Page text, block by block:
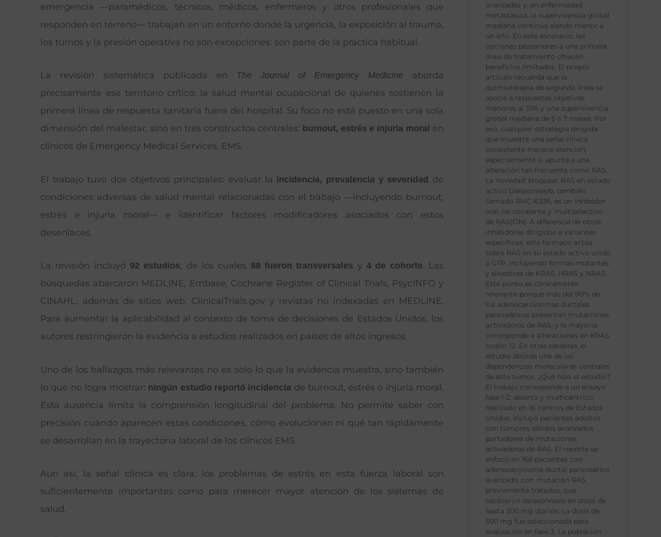
emergencia —paramédicos, técnicos, médicos, enfermeros y otros profesionales que
responden en terreno— trabajan en un entorno donde la urgencia, la exposición al trauma,
los turnos y la presión operativa no son excepciones: son parte de la práctica habitual.
La revisión sistemática publicada en The Journal of Emergency Medicine
aborda
precisamente ese territorio crítico: la salud mental ocupacional de quienes sostienen la
primera línea de respuesta sanitaria fuera del hospital. Su foco no está puesto en una sola
dimensión del malestar, sino en tres constructos centrales: burnout, estrés e injuria moral en
clínicos de Emergency Medical Services, EMS.
El trabajo tuvo dos objetivos principales: evaluar la incidencia, prevalencia y severidad de
condiciones adversas de salud mental relacionadas con el trabajo —incluyendo burnout,
estrés e injuria moral— e identificar factores modificadores asociados con estos
desenlaces.
La revisión incluyó 92 estudios, de los cuales 88 fueron transversales y4 de cohorte. Las
búsquedas abarcaron MEDLINE, Embase, Cochrane Register of Clinical Trials, PsycINFO y
CINAHL, además de sitios web, ClinicalTrials.gov y revistas no indexadas en MEDLINE.
Para aumentar la aplicabilidad al contexto de toma de decisiones de Estados Unidos, los
autores restringieron la evidencia a estudios realizados en países de altos ingresos.
Uno de los hallazgos más relevantes no es solo lo que la evidencia muestra, sino también
lo que no logra mostrar: ningún estudio reportó incidencia de burnout, estrés o injuria moral.
Esta ausencia limita la comprensión longitudinal del problema. No permite saber con
precisión cuándo aparecen estas condiciones, cómo evolucionan ni qué tan rápidamente
se desarrollan en la trayectoria laboral de los clínicos EMS.
Aun así, la señal clínica es clara: los problemas de estrés en esta fuerza laboral son
suficientemente importantes como para merecer mayor atención de los sistemas de
salud.
avanzadas y, en enfermedad
metastásica, la supervivencia global
mediana continúa siendo menor a
un año. En este escenario, las
opciones posteriores a una primera
línea de tratamiento ofrecen
beneficios limitados. El propio
artículo recuerda que la
quimioterapia de segunda línea se
asocia a respuestas objetivas
menores al 10% y una supervivencia
global mediana de 5 a 7 meses. Por
eso, cualquier estrategia dirigida
que muestre una señal clínica
consistente merece atención,
especialmente si apunta a una
alteración tan frecuente como RAS.
La novedad: bloquear RAS en estado
activo Daraxonrasib, también
llamado RMC-6236, es un inhibidor
oral, no covalente y multiselectivo
de RAS(ON). A diferencia de otros
inhibidores dirigidos a variantes
específicas, este fármaco actúa
sobre RAS en su estado activo unido
a GTP, incluyendo formas mutantes
y silvestres de KRAS, HRAS y NRAS.
Este punto es clínicamente
relevante porque más del 90% de
los adenocarcinomas ductales
pancreáticos presentan mutaciones
activadoras de RAS, y la mayoría
corresponde a alteraciones en KRAS
codón 12. En otras palabras, el
estudio aborda una de las
dependencias moleculares centrales
de este tumor. ¿Qué hizo el estudio?
El trabajo corresponde a un ensayo
fase 1-2, abierto y multicéntrico,
realizado en 16 centros de Estados
Unidos. Incluyó pacientes adultos
con tumores sólidos avanzados
portadores de mutaciones
activadoras de RAS. El reporte se
enfocó en 168 pacientes con
adenocarcinoma ductal pancreático
avanzado, con mutación RAS,
previamente tratados, que
recibieron daraxonrasib en dosis de
hasta 300 mg diarios. La dosis de
300 mg fue seleccionada para
evaluación en fase 3. La población